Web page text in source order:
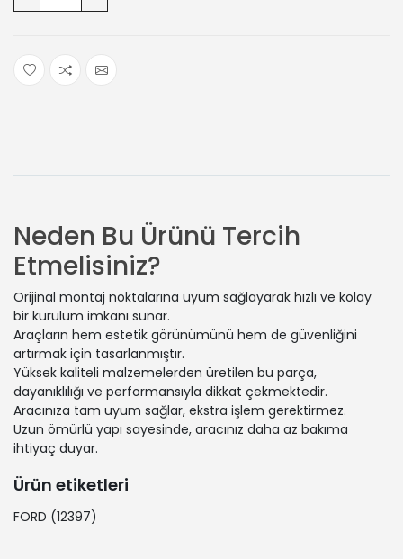
Neden Bu Ürünü Tercih
Etmelisiniz?
Orijinal montaj noktalarına uyum sağlayarak hızlı ve kolay
bir kurulum imkanı sunar.
Araçların hem estetik görünümünü hem de güvenliğini
artırmak için tasarlanmıştır.
Yüksek kaliteli malzemelerden üretilen bu parça,
dayanıklılığı ve performansıyla dikkat çekmektedir.
Aracınıza tam uyum sağlar, ekstra işlem gerektirmez.
Uzun ömürlü yapı sayesinde, aracınız daha az bakıma
ihtiyaç duyar.
Ürün etiketleri
FORD (12397)